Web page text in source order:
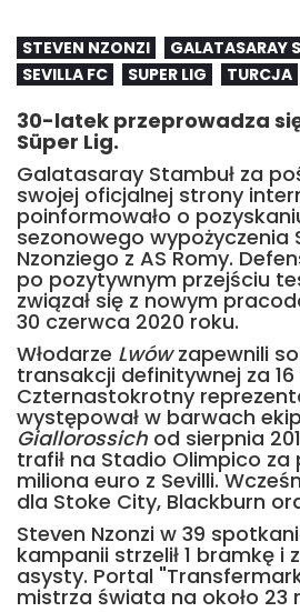
STEVEN NZONZI GALATASARAY
SEVILLA FC
SUPER LIG TURCJA
30-latek przeprowadza
Süper Lig.
Galatasaray Stambuł za
swojej oficjalnej strony
poinformowało o
sezonowego wypożyczenia
Nzonziego z AS Romy.
po pozytywnym przejściu
związał się z nowym
30 czerwca 2020 roku.
Włodarze Lwówzapewnili
transakcji definitywnej za
Czternastokrotny
występował w barwach
Giallorossich od sierpnia
trafił na Stadio Olimpico za
miliona euro z Sevilli.
dla Stoke City, Blackburn
Steven Nzonzi w 39
kampanii strzelił 1 bramkę i
asysty. Portal
mistrza świata na około 23